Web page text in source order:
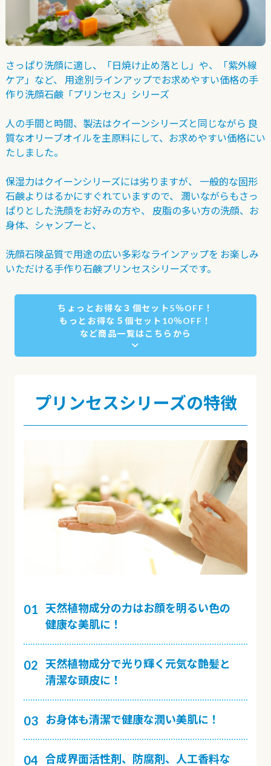
さっぱり洗顔に適し、「日焼け止め落とし」や、「紫外線
ケア」など、
用途別ラインアップでお求めやすい価格の手
作り洗顔石鹸「プリンセス」シリーズ
人の手間と時間、製法はクイーンシリーズと同じながら 良
質なオリーブオイルを主原料にして、お求めやすい価格にい
たしました。
保湿力はクイーンシリーズには劣りますが、
一般的な固形
石鹸よりはるかにすぐれていますので、
潤いながらもさっ
ぱりとした洗顔をお好みの方や、
皮脂の多い方の洗顔、お
身体、シャンプーと、
洗顔石険品質で用途の広い多彩なラインアップを お楽しみ
いただける手作り石鹸プリンセスシリーズです。
ちょっとお得な３個セット5％OFF！
もっとお得な５個セット10％OFF！
など商品一覧はこちらから
プリンセスシリーズの特徴
天然植物成分の力はお顔を明るい色の
健康な美肌に！
天然植物成分で光り輝く元気な艶髪と
清潔な頭皮に！
お身体も清潔で健康な潤い美肌に！
合成界面活性剤、防腐剤、人工香料な